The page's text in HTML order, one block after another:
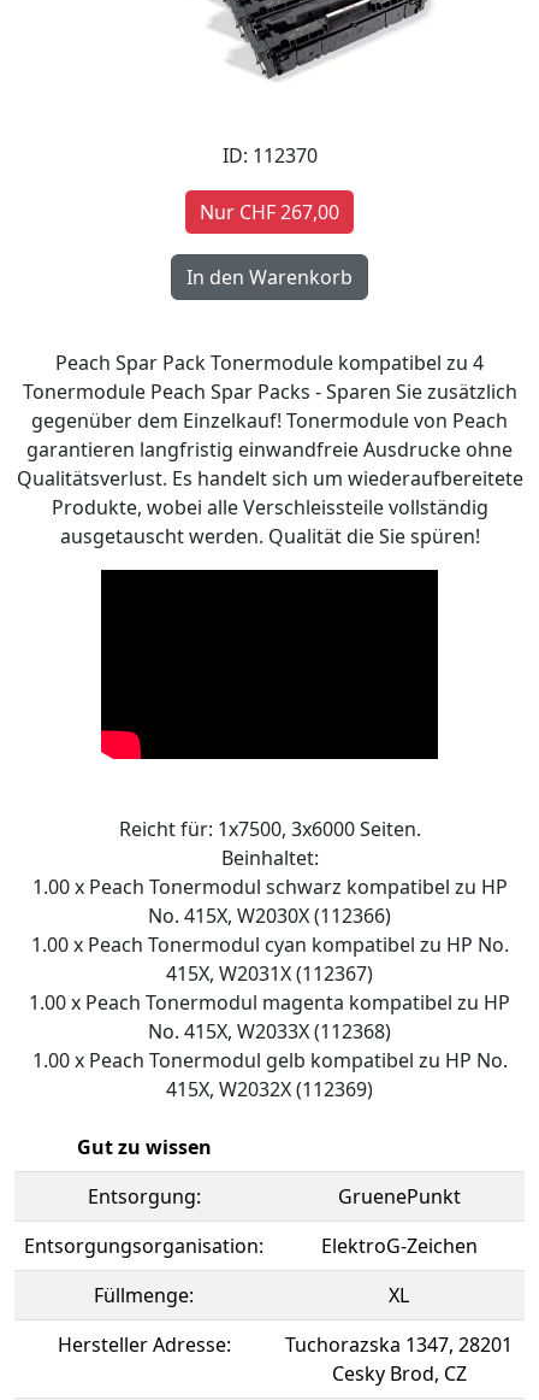
ID: 112370
Nur CHF 267,00
Peach Spar Pack Tonermodule kompatibel zu 4
Tonermodule Peach Spar Packs - Sparen Sie zusätzlich
gegenüber dem Einzelkauf! Tonermodule von Peach
garantieren langfristig einwandfreie Ausdrucke ohne
Qualitätsverlust. Es handelt sich um wiederaufbereitete
Produkte, wobei alle Verschleissteile vollständig
ausgetauscht werden. Qualität die Sie spüren!
Reicht für: 1x7500, 3x6000 Seiten.
Beinhaltet:
1.00 x Peach Tonermodul schwarz kompatibel zu HP
No. 415X, W2030X (112366)
1.00 x Peach Tonermodul cyan kompatibel zu HP No.
415X, W2031X (112367)
1.00 x Peach Tonermodul magenta kompatibel zu HP
No. 415X, W2033X (112368)
1.00 x Peach Tonermodul gelb kompatibel zu HP No.
415X, W2032X (112369)
Gut zu wissen
Entsorgung:
GruenePunkt
Entsorgungsorganisation:
ElektroG-Zeichen
Füllmenge:
XL
Hersteller Adresse:
Tuchorazska 1347, 28201
Cesky Brod, CZ